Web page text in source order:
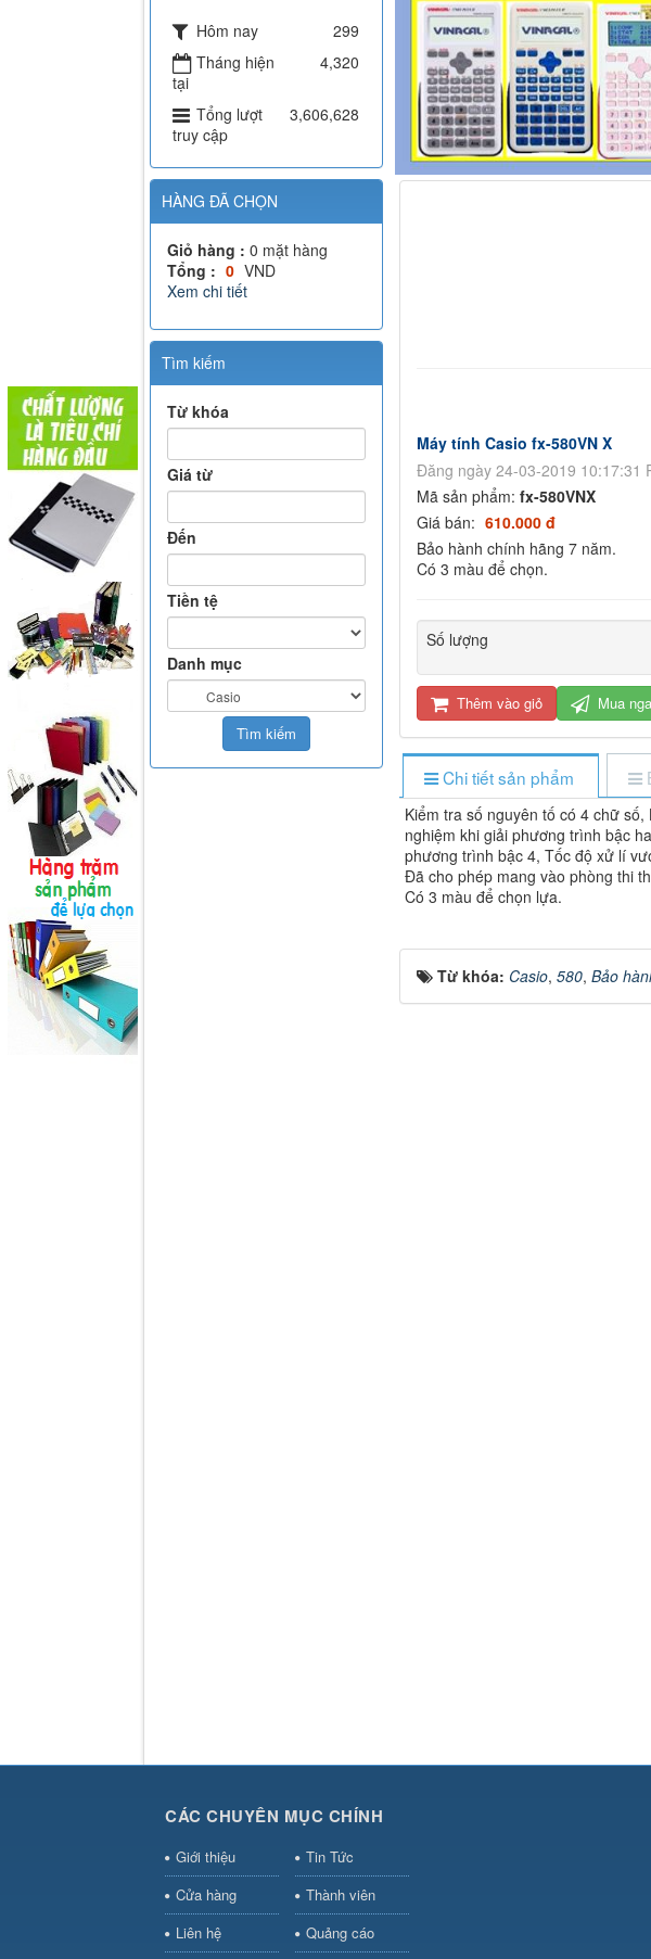
Máy tính Casio fx-580VN X
Đăng ngày 24-03-2019 10:17:31
Mã sản phẩm: fx-580VNX
Giá bán: 610.000 đ
Bảo hành chính hãng 7 năm.
Có 3 màu để chọn.
Số lượng
Thêm vào giỏ Mua
Chi tiết sản phẩm
Kiểm tra số nguyên tố có 4 chữ
nghiệm khi giải phương trình bậc
phương trình bậc 4, Tốc độ xử lí
Đã cho phép mang vào phòng thi
Có 3 màu để chọn lựa.
Từ khóa: Casio, 580, Bảo
Hôm nay
299
Tháng hiện
tại
4,320
Tổng lượt
truy cập
3,606,628
HÀNG ĐÃ CHỌN
Giỏ hàng : 0 mặt hàng
Tổng : 0 VND
Xem chi tiết
Tìm kiếm
Từ khóa
Giá từ
Đến
Tiền tệ
Danh mục
CÁC CHUYÊN MỤC CHÍNH
Giới thiệu
Tin Tức
Cửa hàng
Thành viên
Liên hệ
Quảng cáo